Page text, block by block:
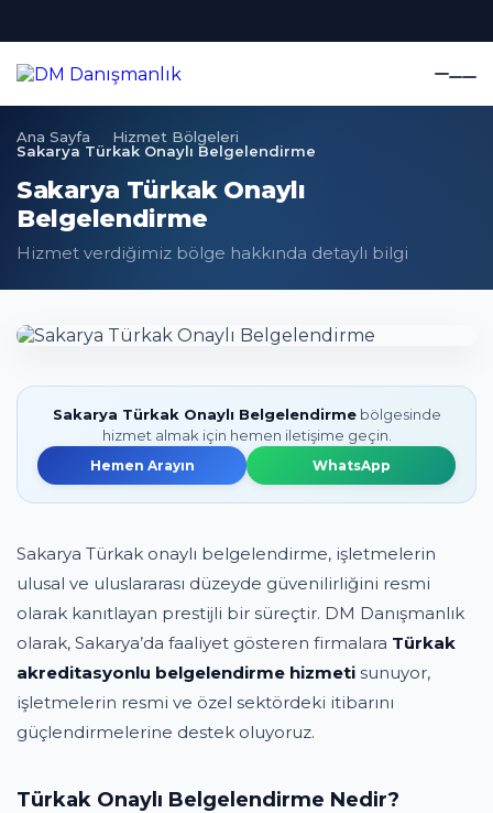
Ana Sayfa
Hizmet Bölgeleri
Sakarya Türkak Onaylı Belgelendirme
Sakarya Türkak Onaylı
Belgelendirme
Hizmet verdiğimiz bölge hakkında detaylı bilgi
Sakarya Türkak Onaylı Belgelendirmebölgesinde
hizmet almak için hemen iletişime geçin.
Hemen Arayın WhatsApp
Sakarya Türkak onaylı belgelendirme, işletmelerin
ulusal ve uluslararası düzeyde güvenilirliğini resmi
olarak kanıtlayan prestijli bir süreçtir. DM Danışmanlık
olarak, Sakarya’da faaliyet gösteren firmalara Türkak
akreditasyonlu belgelendirme hizmeti sunuyor,
işletmelerin resmi ve özel sektördeki itibarını
güçlendirmelerine destek oluyoruz.
Türkak Onaylı Belgelendirme Nedir?